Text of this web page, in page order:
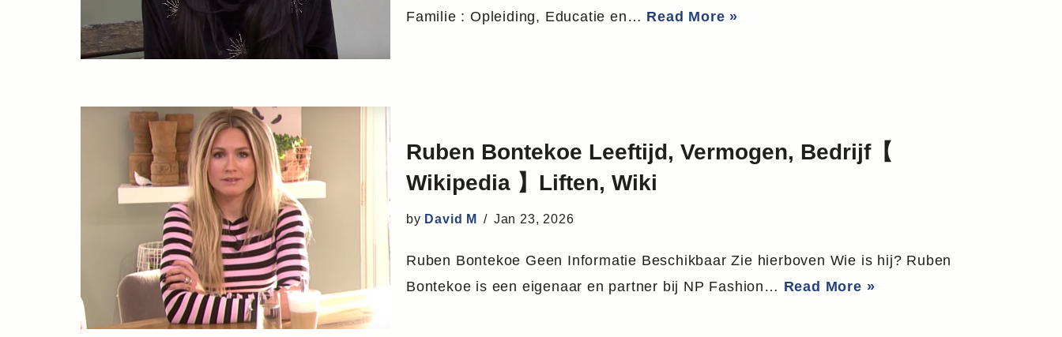
Familie : Opleiding, Educatie en… Read More »
Ruben Bontekoe Leeftijd, Vermogen, Bedrijf【
Wikipedia 】Liften, Wiki
by David M Jan 23, 2026
Ruben Bontekoe Geen Informatie Beschikbaar Zie hierboven Wie is hij? Ruben
Bontekoe is een eigenaar en partner bij NP Fashion… Read More »